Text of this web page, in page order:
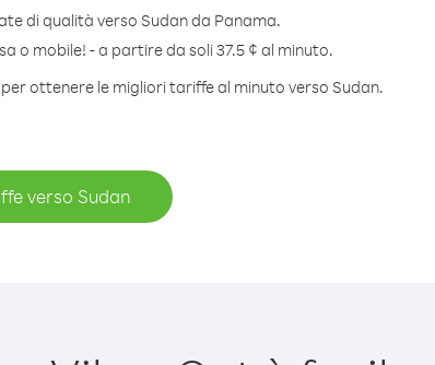
di qualità verso Sudan da Panama.
o mobile! - a partire da soli 37.5 ¢ al minuto.
ottenere le migliori tariffe al minuto verso Sudan.
verso Sudan